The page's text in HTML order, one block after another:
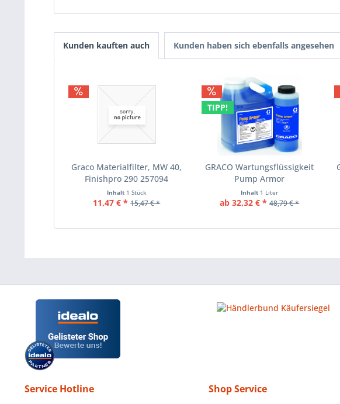
Kunden kauften auch Kunden haben sich ebenfalls angesehen
Graco Materialfilter, MW 40,
Finishpro 290 257094
Inhalt 1 Stück
11,47 € * 15,47 € *
TIPP!
GRACO Wartungsflüssigkeit
Pump Armor
Inhalt 1 Liter
ab 32,32 € * 48,79 € *
Service Hotline Shop Service